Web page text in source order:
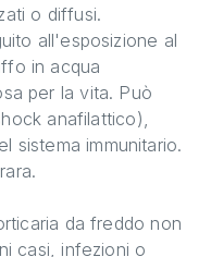
o diffusi.
all'esposizione al
in acqua
per la vita. Può
anafilattico),
sistema immunitario.
da freddo non
casi, infezioni o